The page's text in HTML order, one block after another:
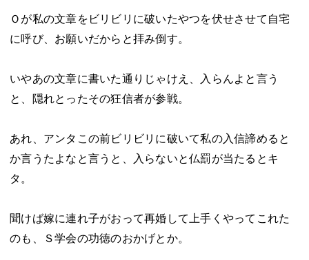
Ｏが私の文章をビリビリに破いたやつを伏せさせて自宅
に呼び、お願いだからと拝み倒す。
いやあの文章に書いた通りじゃけえ、入らんよと言う
と、隠れとったその狂信者が参戦。
あれ、アンタこの前ビリビリに破いて私の入信諦めると
か言うたよなと言うと、入らないと仏罰が当たるとキ
タ。
聞けば嫁に連れ子がおって再婚して上手くやってこれた
のも、Ｓ学会の功徳のおかげとか。